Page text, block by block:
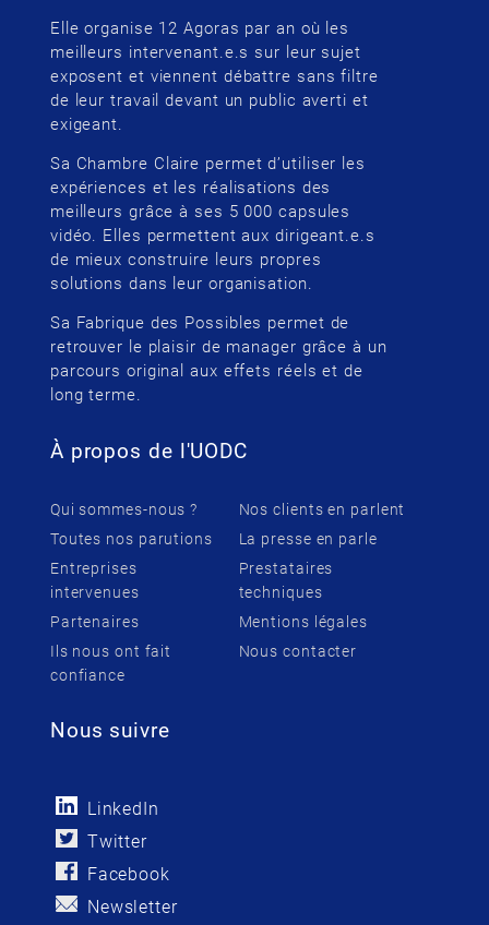
Elle organise 12 Agoras par an où les
meilleurs intervenant.e.s sur leur sujet
exposent et viennent débattre sans filtre
de leur travail devant un public averti et
exigeant.
Sa Chambre Claire permet d’utiliser les
expériences et les réalisations des
meilleurs grâce à ses 5 000 capsules
vidéo. Elles permettent aux dirigeant.e.s
de mieux construire leurs propres
solutions dans leur organisation.
Sa Fabrique des Possibles permet de
retrouver le plaisir de manager grâce à un
parcours original aux effets réels et de
long terme.
À propos de l'UODC
Qui sommes-nous ?
Toutes nos parutions
Entreprises
intervenues
Partenaires
Ils nous ont fait
confiance
Nos clients en parlent
La presse en parle
Prestataires
techniques
Mentions légales
Nous contacter
Nous suivre
LinkedIn
Twitter
Facebook
Newsletter